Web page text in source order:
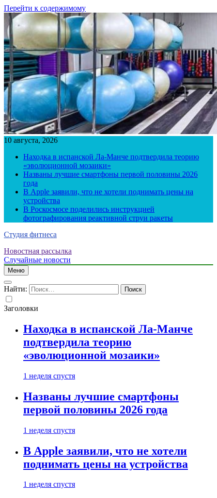
Перейти к содержимому
10 августа, 2026
Находка в испанской Ла-Манче подтвердила теорию
«эволюционной мозаики»
Названы лучшие смартфоны первой половины 2026
года
В Apple заявили, что не хотели поднимать цены на
устройства
В Роскосмосе поделились инструкцией
фотографирования реактивной струи ракеты
Студия фитнеса
Новостная рассылка
Случайные новости
Меню
Найти:
Заголовки
Находка в испанской Ла-Манче
подтвердила теорию
«эволюционной мозаики»
1 неделя спустя
Названы лучшие смартфоны
первой половины 2026 года
1 неделя спустя
В Apple заявили, что не хотели
поднимать цены на устройства
1 неделя спустя